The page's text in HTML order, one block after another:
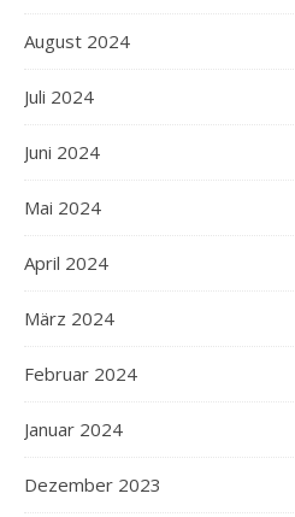
August 2024
Juli 2024
Juni 2024
Mai 2024
April 2024
März 2024
Februar 2024
Januar 2024
Dezember 2023